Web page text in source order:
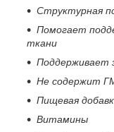
Структурная
Помогает
ткани
Поддерживает
Не содержит
Пищевая
Витамины